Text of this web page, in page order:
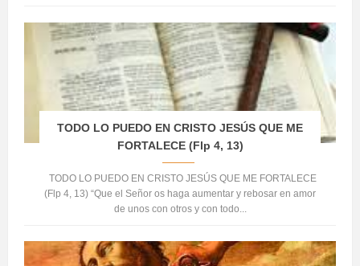
TODO LO PUEDO EN CRISTO JESÚS QUE ME
FORTALECE (Flp 4, 13)
TODO LO PUEDO EN CRISTO JESÚS QUE ME FORTALECE
(Flp 4, 13) “Que el Señor os haga aumentar y rebosar en amor
de unos con otros y con todo...